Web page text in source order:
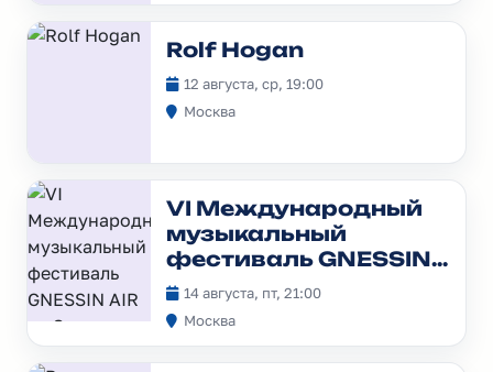
Rolf Hogan
12 августа, ср, 19:00
Москва
VI Международный
музыкальный
фестиваль GNESSIN
AIR на Знаменке.
14 августа, пт, 21:00
Москва